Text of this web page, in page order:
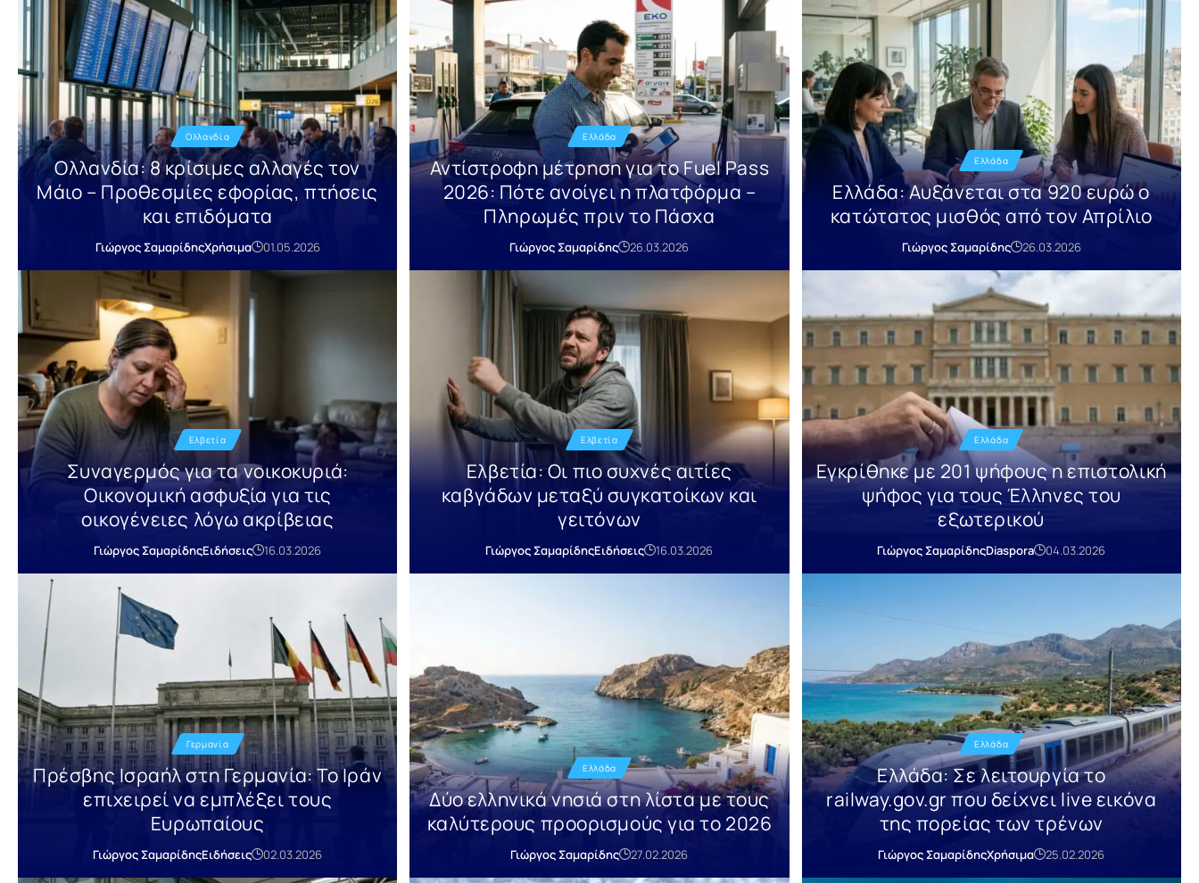
Ολλανδία
Ολλανδία: 8 κρίσιμες αλλαγές τον
Μάιο – Προθεσμίες εφορίας, πτήσεις
και επιδόματα
Γιώργος ΣαμαρίδηςΧρήσιμα 01.05.2026
Ελλάδα
Αντίστροφη μέτρηση για το Fuel Pass
2026: Πότε ανοίγει η πλατφόρμα –
Πληρωμές πριν το Πάσχα
Γιώργος Σαμαρίδης 26.03.2026
Ελλάδα
Ελλάδα: Αυξάνεται στα 920 ευρώ ο
κατώτατος μισθός από τον Απρίλιο
Γιώργος Σαμαρίδης 26.03.2026
Ελβετία
Συναγερμός για τα νοικοκυριά:
Οικονομική ασφυξία για τις
οικογένειες λόγω ακρίβειας
Γιώργος ΣαμαρίδηςΕιδήσεις 16.03.2026
Ελβετία
Ελβετία: Οι πιο συχνές αιτίες
καβγάδων μεταξύ συγκατοίκων και
γειτόνων
Γιώργος ΣαμαρίδηςΕιδήσεις 16.03.2026
Ελλάδα
Εγκρίθηκε με 201 ψήφους η επιστολική
ψήφος για τους Έλληνες του
εξωτερικού
Γιώργος ΣαμαρίδηςDiaspora 04.03.2026
Γερμανία
Πρέσβης Ισραήλ στη Γερμανία: Το Ιράν
επιχειρεί να εμπλέξει τους
Ευρωπαίους
Γιώργος ΣαμαρίδηςΕιδήσεις 02.03.2026
Ελλάδα
Δύο ελληνικά νησιά στη λίστα με τους
καλύτερους προορισμούς για το 2026
Γιώργος Σαμαρίδης 27.02.2026
Ελλάδα
Ελλάδα: Σε λειτουργία το
railway.gov.gr που δείχνει live εικόνα
της πορείας των τρένων
Γιώργος ΣαμαρίδηςΧρήσιμα 25.02.2026